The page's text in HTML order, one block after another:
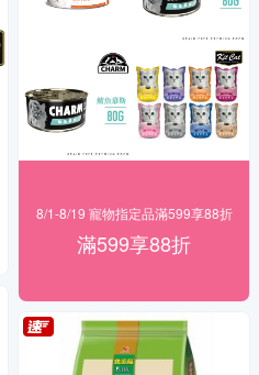
8/1-8/19 寵物指定品滿599享88折
滿599享88折